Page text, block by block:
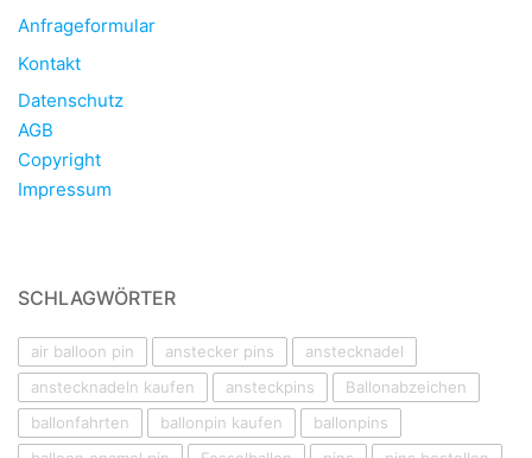
Anfrageformular
Kontakt
Datenschutz
AGB
Copyright
Impressum
SCHLAGWÖRTER
air balloon pin anstecker pins
anstecknadel
anstecknadeln kaufen
ansteckpins
Ballonabzeichen
ballonfahrten
ballonpin kaufen
ballonpins